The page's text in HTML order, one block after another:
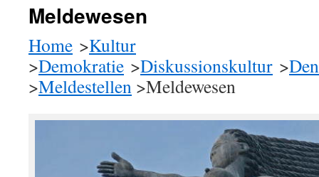
Meldewesen
Home >Kultur
>Demokratie >Diskussionskultur >
>Meldestellen >Meldewesen